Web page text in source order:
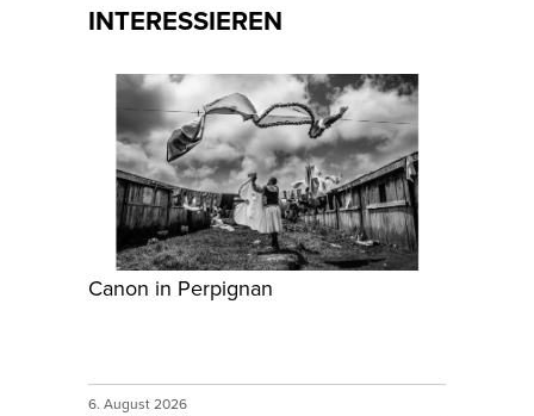
INTERESSIEREN
Canon in Perpignan
6. August 2026